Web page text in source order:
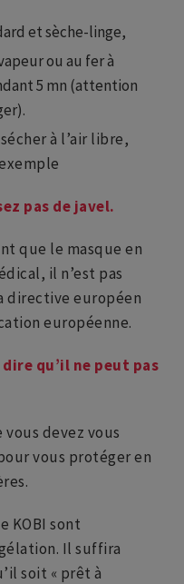
et sèche-linge,
ou au fer à
5 mn (attention
à l’air libre,
pas de javel.
que le masque en
il n’est pas
directive européen
européenne.
qu’il ne peut pas
devez vous
vous protéger en
KOBI sont
Il suffira
soit « prêt à